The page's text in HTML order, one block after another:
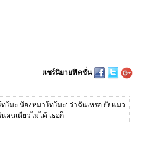
แชร์นิยายฟิคชั่น
มะ น้องหมาโทโมะ: ว่าฉันเหรอ ยัยแมว
คนเดียวไม่ได้ เธอก็